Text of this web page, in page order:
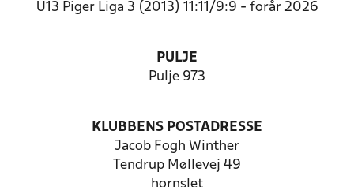
U13 Piger Liga 3 (2013) 11:11/9:9 - forår 2026
PULJE
Pulje 973
KLUBBENS POSTADRESSE
Jacob Fogh Winther
Tendrup Møllevej 49
hornslet